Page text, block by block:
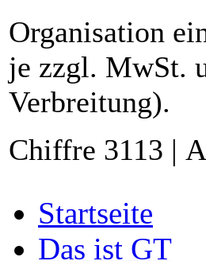
Organisation
je zzgl. MwSt.
Verbreitung).
Chiffre 3113 |
Startseite
Das ist GT